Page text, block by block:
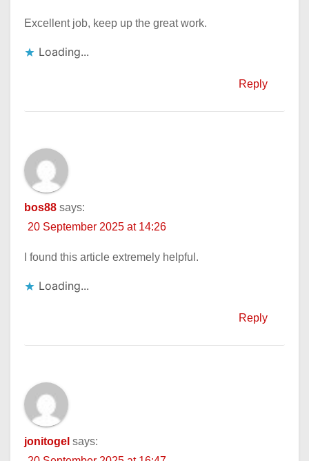
Excellent job, keep up the great work.
Loading...
Reply
bos88 says:
20 September 2025 at 14:26
I found this article extremely helpful.
Loading...
Reply
jonitogel says: